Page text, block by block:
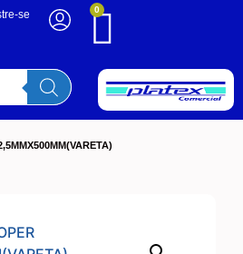
0
se